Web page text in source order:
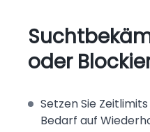
oder
Setzen Sie
Bedarf auf